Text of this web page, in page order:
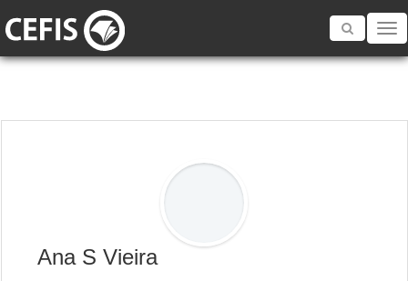
Toggle
Ana S Vieira